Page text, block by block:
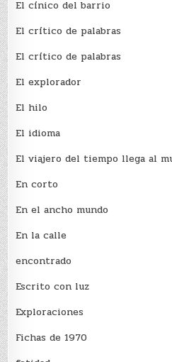
El cínico del barrio
El crí­tico de palabras
El crí­tico de palabras
El explorador
El hilo
El idioma
El viajero del tiempo llega al
En corto
En el ancho mundo
En la calle
encontrado
Escrito con luz
Exploraciones
Fichas de 1970